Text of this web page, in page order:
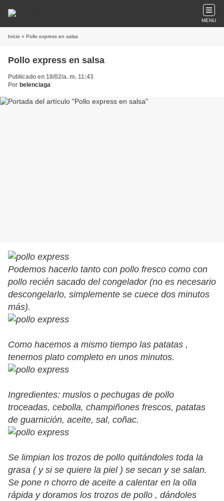
MENU
Inicio » Pollo express en salsa
Pollo express en salsa
Publicado en 18/02/a. m. 11:43
Por belenciaga
Podemos hacerlo tanto con pollo fresco como con
pollo recién sacado del congelador (no es necesario
descongelarlo, simplemente se cuece dos minutos
más).
Como hacemos a mismo tiempo las patatas ,
tenemos plato completo en unos minutos.
Ingredientes: muslos o pechugas de pollo
troceadas, cebolla, champiñones frescos, patatas
de guarnición, aceite, sal, coñac.
Se limpian los trozos de pollo quitándoles toda la
grasa ( y si se quiere la piel ) se secan y se salan.
Se pone n chorro de aceite a calentar en la olla
rápida y doramos los trozos de pollo , dándoles